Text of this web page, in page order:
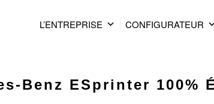
L’ENTREPRISE CONFIGURATEUR
Benz ESprinter 100%